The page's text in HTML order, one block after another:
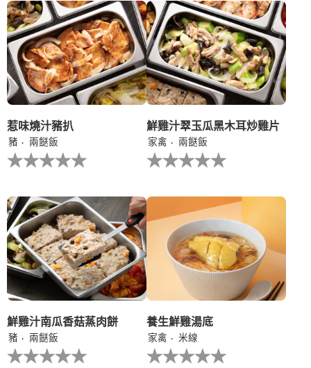
个
recipe
提
交
评
级
个
recipe
提
交
评
级
惹味燒汁豬扒
豬
兩餸飯
没
有
个
recipe
提
交
评
级
鮮雞汁翠玉瓜黑木耳炒雞片
家禽
兩餸飯
没
有
个
recipe
鮮雞汁南瓜香菇蒸肉餅
豬
兩餸飯
没
有
養生鮮雞湯底
家禽
米線
没
有